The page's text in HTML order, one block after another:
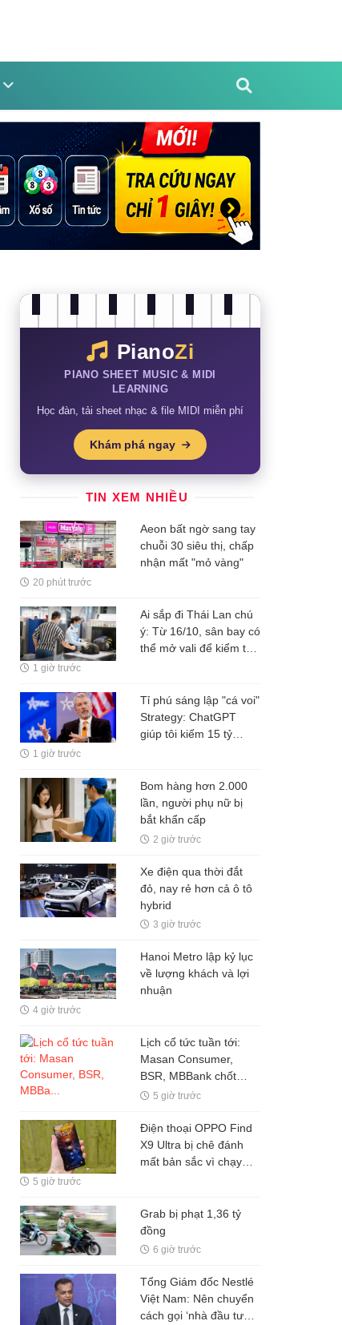
PianoZi
PIANO SHEET MUSIC & MIDI
LEARNING
Học đàn, tải sheet nhạc & file MIDI miễn phí
Khám phá ngay
TIN XEM NHIỀU
Aeon bất ngờ sang tay
chuỗi 30 siêu thị, chấp
nhận mất "mỏ vàng"
20 phút trước
Ai sắp đi Thái Lan chú
ý: Từ 16/10, sân bay có
thể mở vali để kiểm tra
1 giờ trước
Tỉ phú sáng lập "cá voi"
Strategy: ChatGPT
giúp tôi kiếm 15 tỷ
1 giờ trước
Bom hàng hơn 2.000
lần, người phụ nữ bị
bắt khẩn cấp
2 giờ trước
Xe điện qua thời đắt
đỏ, nay rẻ hơn cả ô tô
hybrid
3 giờ trước
Hanoi Metro lập kỷ lục
về lượng khách và lợi
nhuận
4 giờ trước
Lịch cổ tức tuần tới:
Masan Consumer,
BSR, MBBank chốt
quyền, tỷ lệ cao nhất
5 giờ trước
Điện thoại OPPO Find
X9 Ultra bị chê đánh
mất bản sắc vì chạy
lớn nhất
5 giờ trước
Grab bị phạt 1,36 tỷ
đồng
6 giờ trước
Tổng Giám đốc Nestlé
Việt Nam: Nên chuyển
cách gọi ‘nhà đầu tư